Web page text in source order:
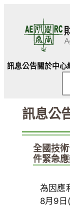
內
訊息公告關於中心
訊息公
全國技
件緊急應
為因應
8月9日